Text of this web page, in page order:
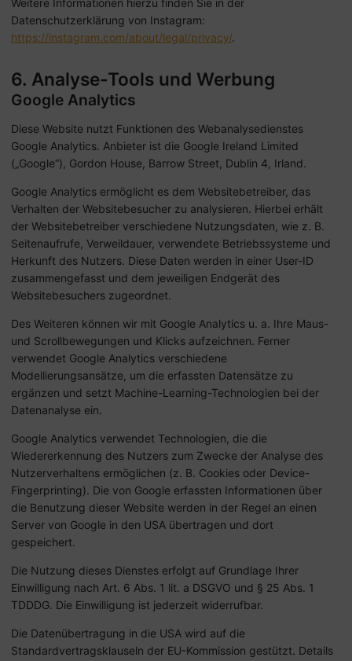
Weitere Informationen hierzu finden Sie in der
Datenschutzerklärung von Instagram:
https://instagram.com/about/legal/privacy/.
6. Analyse-Tools und Werbung
Google Analytics
Diese Website nutzt Funktionen des Webanalysedienstes
Google Analytics. Anbieter ist die Google Ireland Limited
(„Google“), Gordon House, Barrow Street, Dublin 4, Irland.
Google Analytics ermöglicht es dem Websitebetreiber, das
Verhalten der Websitebesucher zu analysieren. Hierbei erhält
der Websitebetreiber verschiedene Nutzungsdaten, wie z. B.
Seitenaufrufe, Verweildauer, verwendete Betriebssysteme und
Herkunft des Nutzers. Diese Daten werden in einer User-ID
zusammengefasst und dem jeweiligen Endgerät des
Websitebesuchers zugeordnet.
Des Weiteren können wir mit Google Analytics u. a. Ihre Maus-
und Scrollbewegungen und Klicks aufzeichnen. Ferner
verwendet Google Analytics verschiedene
Modellierungsansätze, um die erfassten Datensätze zu
ergänzen und setzt Machine-Learning-Technologien bei der
Datenanalyse ein.
Google Analytics verwendet Technologien, die die
Wiedererkennung des Nutzers zum Zwecke der Analyse des
Nutzerverhaltens ermöglichen (z. B. Cookies oder Device-
Fingerprinting). Die von Google erfassten Informationen über
die Benutzung dieser Website werden in der Regel an einen
Server von Google in den USA übertragen und dort
gespeichert.
Die Nutzung dieses Dienstes erfolgt auf Grundlage Ihrer
Einwilligung nach Art. 6 Abs. 1 lit. a DSGVO und § 25 Abs. 1
TDDDG. Die Einwilligung ist jederzeit widerrufbar.
Die Datenübertragung in die USA wird auf die
Standardvertragsklauseln der EU-Kommission gestützt. Details